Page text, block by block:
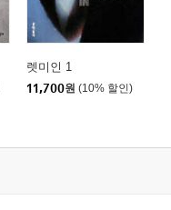
렛미인 1
11,700원 (10% 할인)